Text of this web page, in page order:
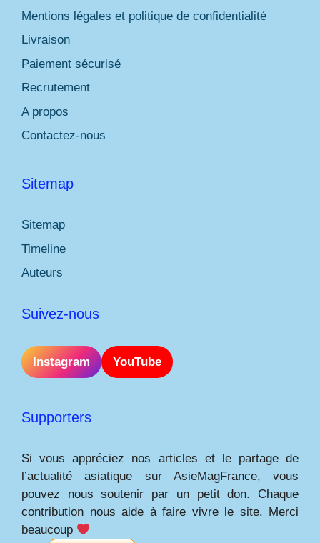
Mentions légales et politique de confidentialité
Livraison
Paiement sécurisé
Recrutement
A propos
Contactez-nous
Sitemap
Sitemap
Timeline
Auteurs
Suivez-nous
Instagram YouTube
Supporters
Si vous appréciez nos articles et le partage de
l’actualité asiatique sur AsieMagFrance, vous
pouvez nous soutenir par un petit don. Chaque
contribution nous aide à faire vivre le site. Merci
beaucoup